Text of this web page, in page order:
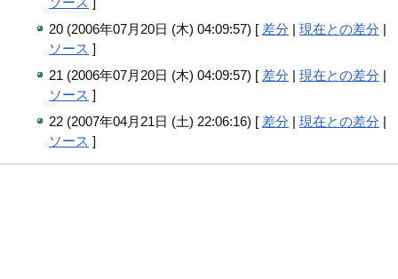
20 (2006年07月20日 (木) 04:09:57) [ 差分 |現在との差分 |
ソース ]
21 (2006年07月20日 (木) 04:09:57) [ 差分 |現在との差分 |
ソース ]
22 (2007年04月21日 (土) 22:06:16) [ 差分 |現在との差分 |
ソース ]